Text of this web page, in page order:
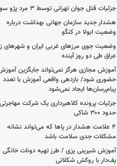
جزئیات قتل جوان تهرانی توسط ۳ مرد پژو سوار
هشدار جدید سازمان جهانی بهداشت درباره
وضعیت ابولا در کنگو
وضعیت جوی مرزهای غربی ایران و شهرهای
عراق طی دو روز آینده
آموزش مجازی هرگز نمی‌تواند جایگزین
حضوری شود/ بازدهی واقعی آموزش با تعدد
پیام‌رسان‌ها ایجاد نمی‌شود
جزئیات پرونده کلاهبرداری یک شرکت
حدود ۳۰۰ شاکی
۴ علامت هشدار در پاها که می‌تواند نشانه
مشکلات جدی سلامت باشد
آموزش شیرینی پزی / طرز تهیه دونات خانگی
پف‌دار با روکش شکلاتی